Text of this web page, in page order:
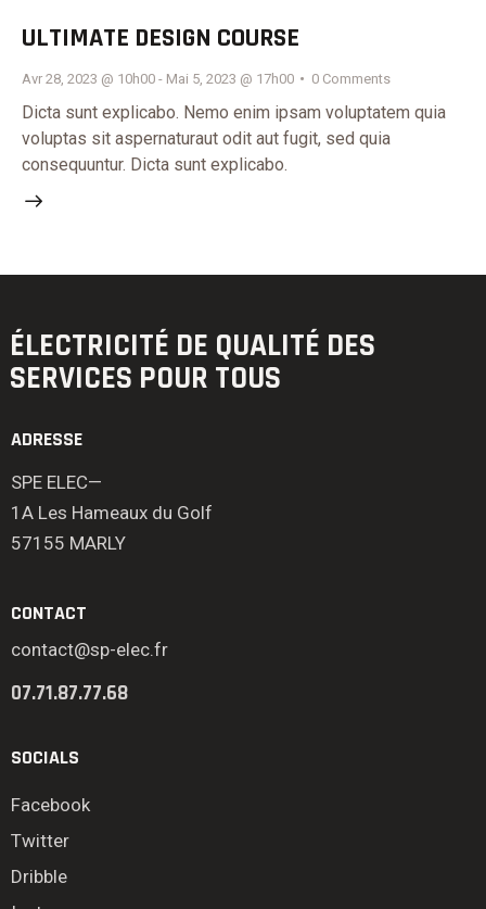
ULTIMATE DESIGN COURSE
Avr 28, 2023 @ 10h00 - Mai 5, 2023 @ 17h00 0 Comments
Dicta sunt explicabo. Nemo enim ipsam voluptatem quia
voluptas sit aspernaturaut odit aut fugit, sed quia
consequuntur. Dicta sunt explicabo.
ÉLECTRICITÉ DE QUALITÉ DES
SERVICES POUR TOUS
ADRESSE
SPE ELEC—
1A Les Hameaux du Golf
57155 MARLY
CONTACT
contact@sp-elec.fr
07.71.87.77.68
SOCIALS
Facebook
Twitter
Dribble